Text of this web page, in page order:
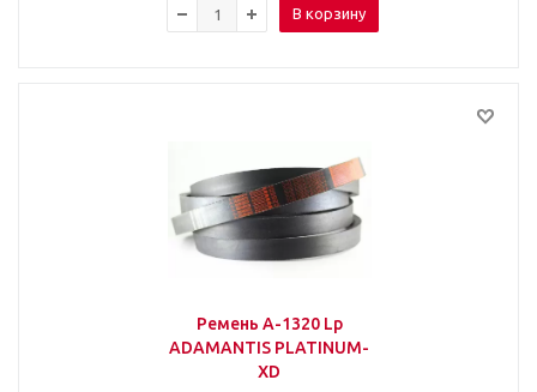
В корзину
Ремень А-1320 Lp
ADAMANTIS PLATINUM-
XD